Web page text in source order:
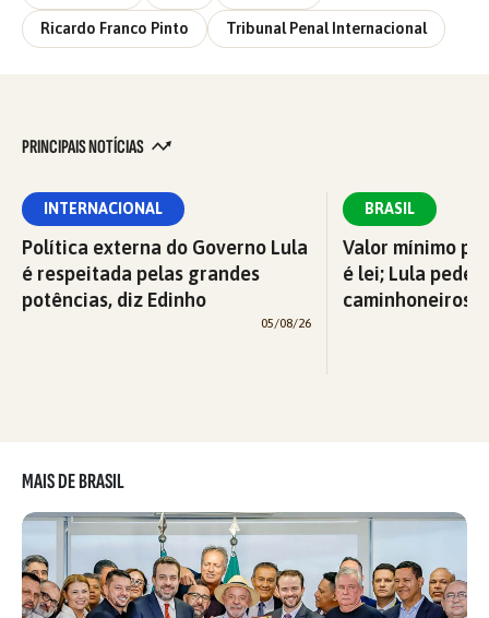
Ricardo Franco Pinto Tribunal Penal Internacional
PRINCIPAIS NOTÍCIAS
INTERNACIONAL
Política externa do Governo Lula
é respeitada pelas grandes
potências, diz Edinho
05/08/26
BRASIL
Valor mínimo
é lei; Lula pede
caminhoneiros
MAIS DE BRASIL